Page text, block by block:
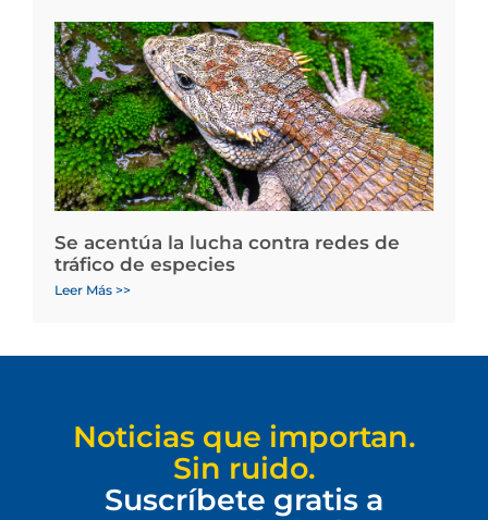
Se acentúa la lucha contra redes de
tráfico de especies
Leer Más >>
Noticias que importan.
Sin ruido.
Suscríbete gratis a